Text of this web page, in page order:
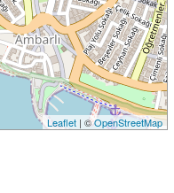
Leaflet| ©OpenStreetMap